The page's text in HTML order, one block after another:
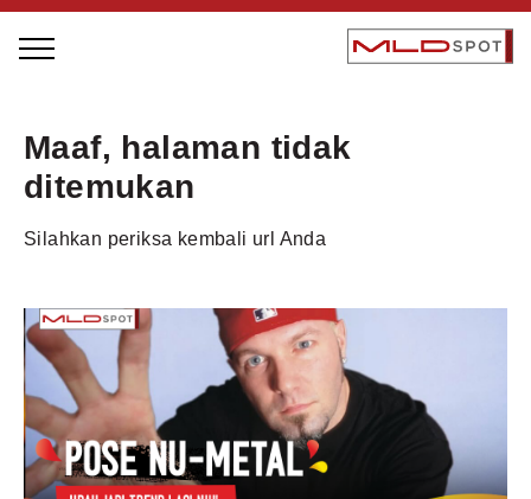
LOCAL GREATNESS
INSPIRING PRODUCTS
INSPIRING COMMUNITIES
TRENDING
EVENTS
MLDPODCAST
Maaf, halaman tidak
ditemukan
Silahkan periksa kembali url Anda